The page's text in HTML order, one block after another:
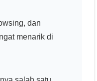
dan
menarik di